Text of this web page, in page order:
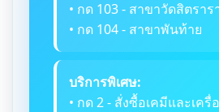
• กด 103 - สาขาวัดสิตราร
• กด 104 - สาขาพันท้าย
บริการพิเศษ:
• กด 2 - สั่งซื้อเคมีและเครื่